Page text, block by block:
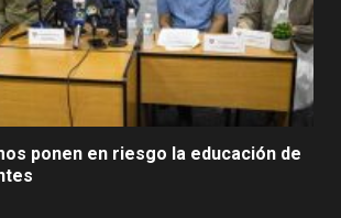
ponen en riesgo la educación de